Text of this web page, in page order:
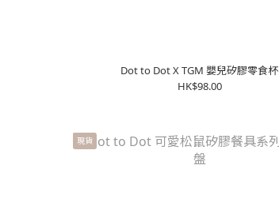
Dot to Dot X TGM 嬰兒矽膠零食杯
HK$98.00
現貨